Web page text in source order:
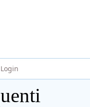
Login